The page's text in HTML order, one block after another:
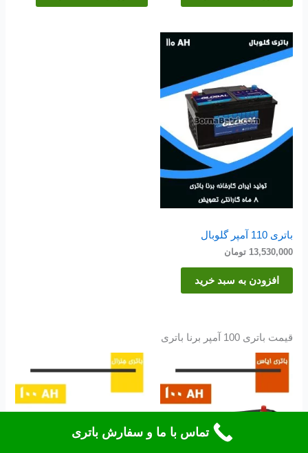
باتری 110 آمپر گلوبال
13,530,000 تومان
افزودن به سبد خرید
قیمت باتری 100 آمپر برنا باتری
تماس با ما و سفارش باتری